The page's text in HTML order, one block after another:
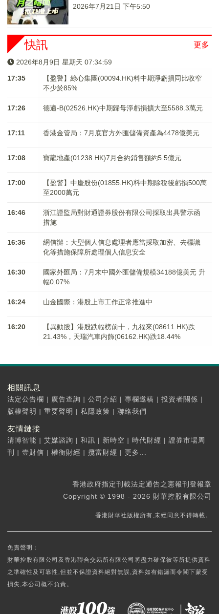
2026年7月21日 下午5:50
更多
快訊
2026年8月9日 星期天 07:34:59
17:35
【盈警】綠心集團(00094.HK)料中期淨虧損同比收窄
不少於85%
17:26 德適-B(02526.HK)中期歸母淨虧損擴大至5588.3萬元
17:11 香港金管局：7月底官方外匯儲備資產為4478億美元
17:08 寶龍地產(01238.HK)7月合約銷售額約5.5億元
17:00
【盈警】中慶股份(01855.HK)料中期除稅後虧損500萬
至2000萬元
16:46
浙江證監局對財通證券股份有限公司採取出具警示函
措施
16:36
網信辦：大型個人信息處理者應當採取加密、去標識
化等措施保障所處理個人信息安全
16:30
國家外匯局：7月末中國外匯儲備規模34188億美元 升
幅0.07%
16:24 山金國際：港股上市工作正常推進中
16:20
【異動股】港股跌幅榜前十，九福來(08611.HK)跌
21.43%，天瑞汽車内飾(06162.HK)跌18.44%
相關訊息
法定公告欄 | 廣告查詢 | 公司介紹 | 專欄邀稿 | 投資者關係 |
版權聲明 | 重要聲明 | 私隱政策 | 聯絡我們
友情鏈接
清博智能 | 艾媒諮詢 | 和訊 | 新時空 | 時代財經 | 證券市場周
刊
| 壹財信 | 權衡財經 | 攬富財經 | 更多...
香港政府指定刊載法定通告之憲報刊登報章
Copyright © 1998 - 2026 財華控股有限公司
香港財華社版權所有,未經同意不得轉載。
免責聲明：
財華控股有限公司及香港聯合交易所有限公司將盡力確保彼等所提供資料
之準確性及可靠性,但並不保證資料絕對無誤,資料如有錯漏而令閣下蒙受
損失,本公司概不負責。